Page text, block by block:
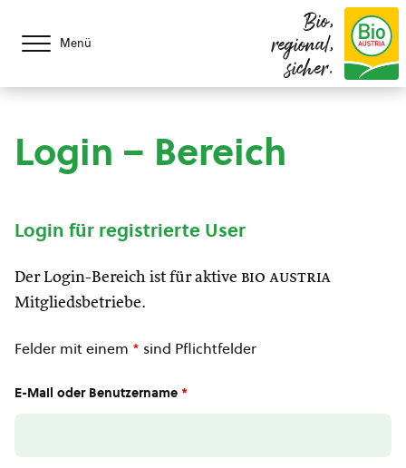
Menü
Bio,
regional,
sicher.
Login – Bereich
Login für registrierte User
Der Login-Bereich ist für aktive bio austria
Mitgliedsbetriebe.
Felder mit einem * sind Pflichtfelder
E-Mail oder Benutzername *